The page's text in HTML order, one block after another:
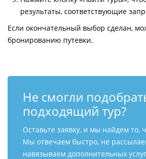
результаты, соответствующие
Если окончательный выбор сделан,
бронированию путевки.
Не смогли
подходящий тур?
Оставьте заявку, и мы найдем то,
Мы отвечаем быстро, не
навязываем дополнительных